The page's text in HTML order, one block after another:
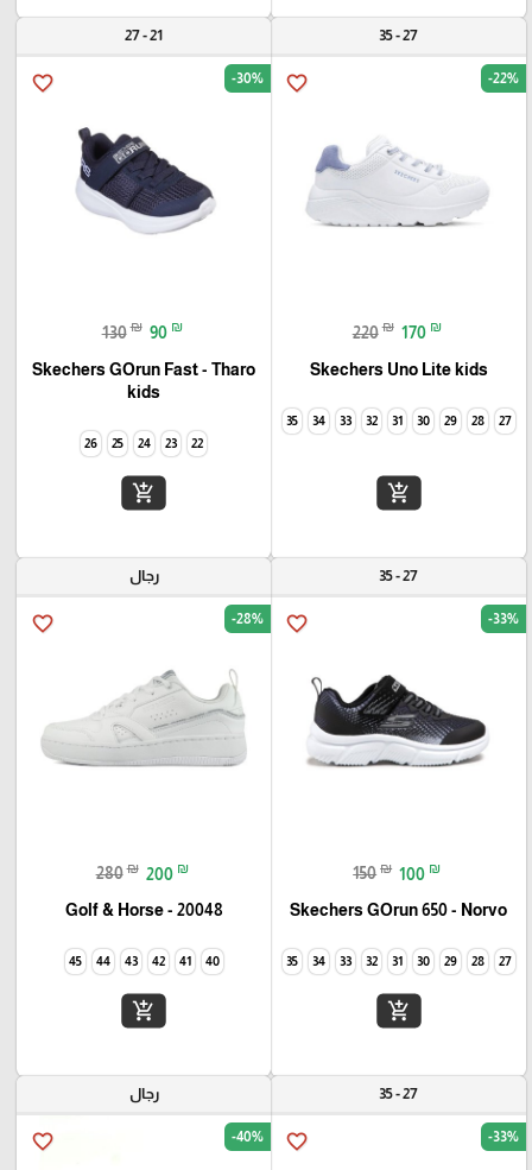
27 - 35
favorite_border -22%
220 ₪ 170 ₪
Skechers Uno Lite kids
27
28
29
30
31
32
33
34
35
add_shopping_cart
21 - 27
favorite_border -30%
130 ₪ 90 ₪
Skechers GOrun Fast - Tharo
kids
22
23
24
25
26
add_shopping_cart
27 - 35
favorite_border -33%
150 ₪ 100 ₪
Skechers GOrun 650 - Norvo
27
28
29
30
31
32
33
34
35
add_shopping_cart
رجال
favorite_border -28%
280 ₪ 200 ₪
Golf & Horse - 20048
40
41
42
43
44
45
add_shopping_cart
27 - 35
favorite_border -33%
رجال
favorite_border -40%